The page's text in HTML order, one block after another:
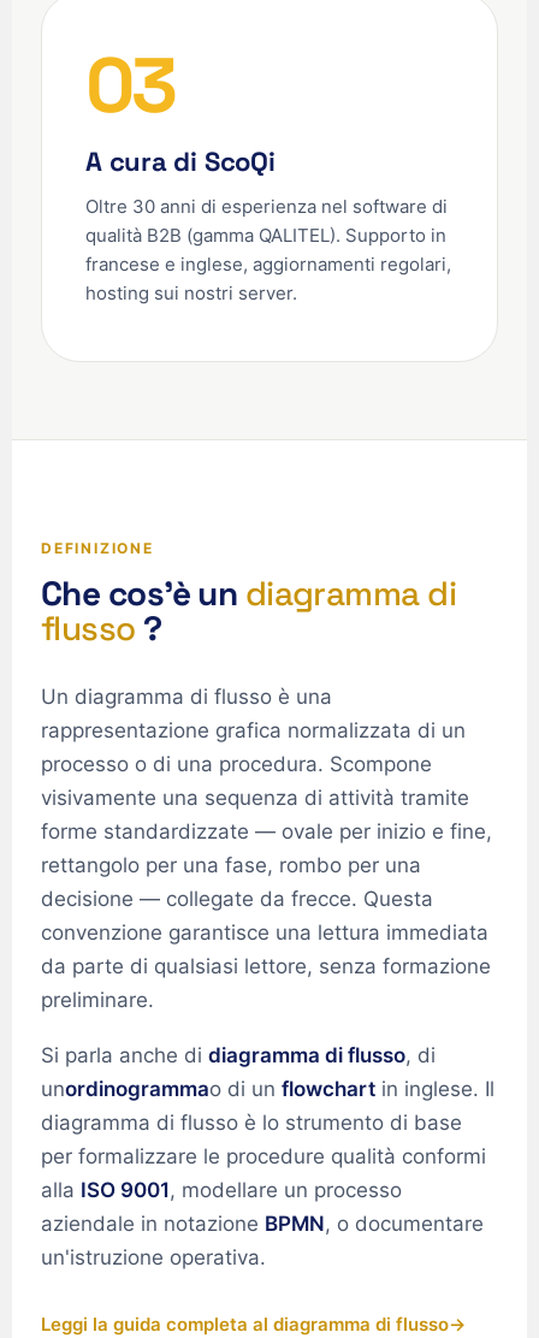
03
A cura di ScoQi
Oltre 30 anni di esperienza nel software di
qualità B2B (gamma QALITEL). Supporto in
francese e inglese, aggiornamenti regolari,
hosting sui nostri server.
DEFINIZIONE
Che cos'è un diagramma di
flusso ?
Un diagramma di flusso è una
rappresentazione grafica normalizzata di un
processo o di una procedura. Scompone
visivamente una sequenza di attività tramite
forme standardizzate — ovale per inizio e fine,
rettangolo per una fase, rombo per una
decisione — collegate da frecce. Questa
convenzione garantisce una lettura immediata
da parte di qualsiasi lettore, senza formazione
preliminare.
Si parla anche di diagramma di flusso, di
unordinogrammao di un flowchart in inglese. Il
diagramma di flusso è lo strumento di base
per formalizzare le procedure qualità conformi
alla ISO 9001, modellare un processo
aziendale in notazione BPMN, o documentare
un'istruzione operativa.
Leggi la guida completa al diagramma di flusso→